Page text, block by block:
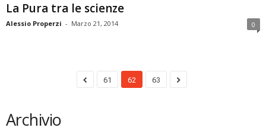
La Pura tra le scienze
Alessio Properzi - Marzo 21, 2014 0
61 62 63
Archivio